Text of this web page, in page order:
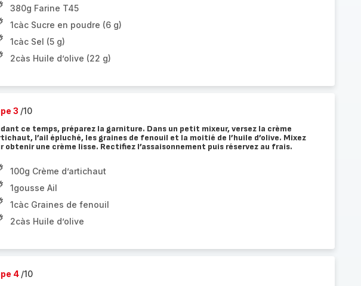
380g Farine T45
1càc Sucre en poudre (6 g)
1càc Sel (5 g)
2càs Huile d’olive (22 g)
3 /10
ce temps, préparez la garniture. Dans un petit mixeur, versez la crème
l’ail épluché, les graines de fenouil et la moitié de l’huile d’olive. Mixez
obtenir une crème lisse. Rectifiez l’assaisonnement puis réservez au frais.
100g Crème d’artichaut
1gousse Ail
1càc Graines de fenouil
2càs Huile d’olive
4 /10